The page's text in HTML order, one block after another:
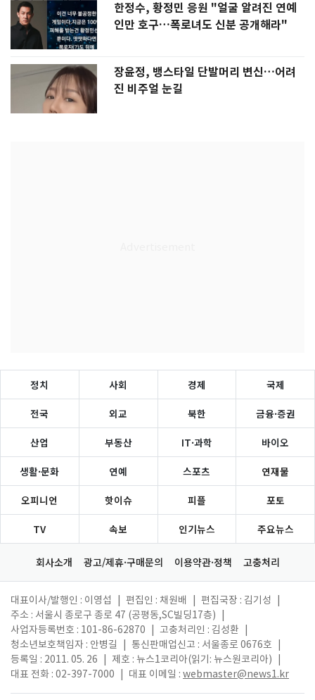
한정수, 황정민 응원 "얼굴 알려진 연예
인만 호구…폭로녀도 신분 공개해라"
장윤정, 뱅스타일 단발머리 변신…어려
진 비주얼 눈길
정치 사회 경제 국제
전국 외교 북한 금융·증권
산업 부동산 IT·과학 바이오
생활·문화 연예 스포츠 연재물
오피니언 핫이슈 피플 포토
TV 속보 인기뉴스 주요뉴스
회사소개 광고/제휴·구매문의 이용약관·정책 고충처리
대표이사/발행인 : 이영섭 편집인 : 채원배 편집국장 : 김기성
주소 : 서울시 종로구 종로 47 (공평동,SC빌딩17층)
사업자등록번호 : 101-86-62870
고충처리인 : 김성환
청소년보호책임자 : 안병길
통신판매업신고 : 서울종로 0676호
등록일 : 2011. 05. 26
제호 : 뉴스1코리아(읽기: 뉴스원코리아)
대표 전화 : 02-397-7000
대표 이메일 : webmaster@news1.kr